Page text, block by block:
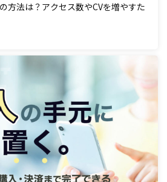
方法は？アクセス数やCVを増やすた